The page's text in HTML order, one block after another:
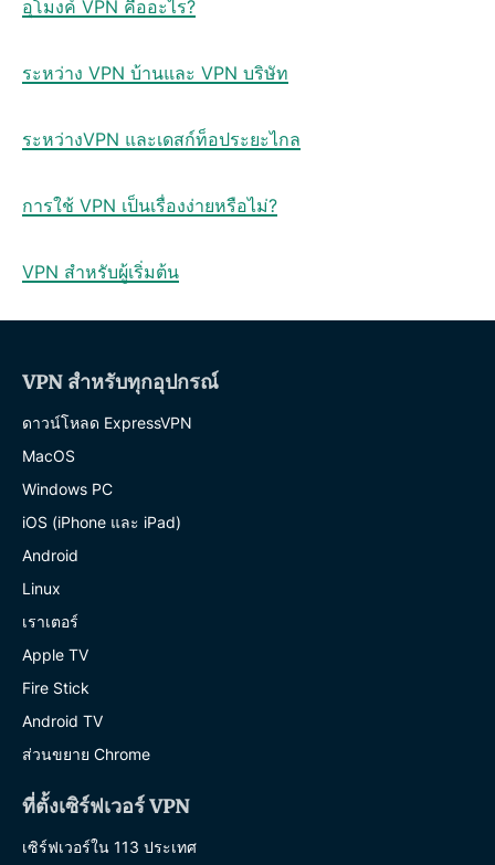
อุโมงค์ VPN คืออะไร?
ระหว่าง VPN บ้านและ VPN บริษัท
ระหว่างVPN และเดสก์ท็อประยะไกล
การใช้ VPN เป็นเรื่องง่ายหรือไม่?
VPN สำหรับผู้เริ่มต้น
VPN สำหรับทุกอุปกรณ์
ดาวน์โหลด ExpressVPN
MacOS
Windows PC
iOS (iPhone และ iPad)
Android
Linux
เราเตอร์
Apple TV
Fire Stick
Android TV
ส่วนขยาย Chrome
ที่ตั้งเซิร์ฟเวอร์ VPN
เซิร์ฟเวอร์ใน 113 ประเทศ